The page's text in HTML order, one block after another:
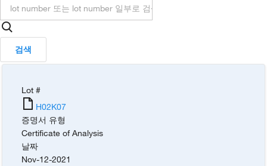
검색
Lot #
H02K07
증명서 유형
Certificate of Analysis
날짜
Nov-12-2021